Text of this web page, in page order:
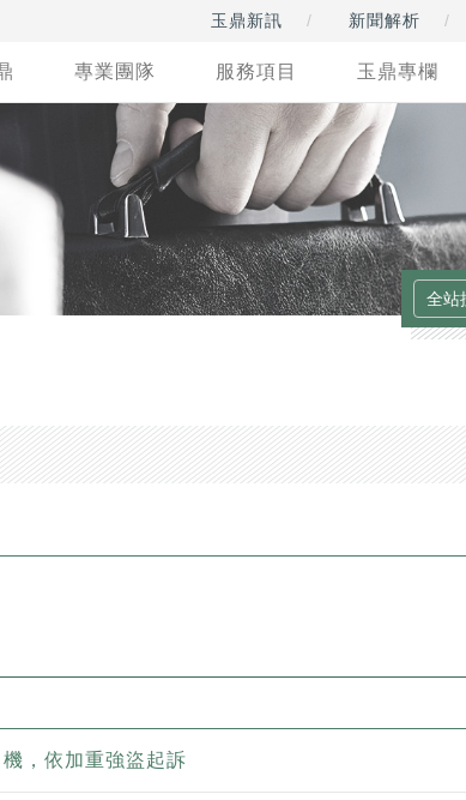
玉鼎新訊 新聞解析
專業團隊 服務項目 玉鼎專欄
，依加重強盜起訴